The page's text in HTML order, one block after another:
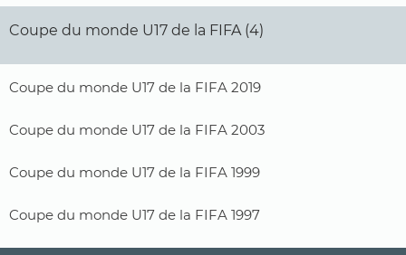
Coupe du monde U17 de la FIFA (4)
Coupe du monde U17 de la FIFA 2019
Coupe du monde U17 de la FIFA 2003
Coupe du monde U17 de la FIFA 1999
Coupe du monde U17 de la FIFA 1997